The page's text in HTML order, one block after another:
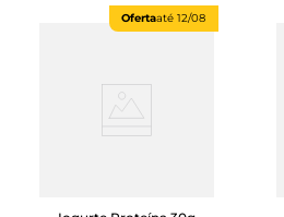
Ofertaaté 12/08